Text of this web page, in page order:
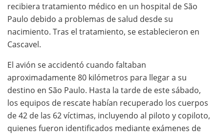
recibiera tratamiento médico en un hospital de São
Paulo debido a problemas de salud desde su
nacimiento. Tras el tratamiento, se establecieron en
Cascavel.
El avión se accidentó cuando faltaban
aproximadamente 80 kilómetros para llegar a su
destino en São Paulo. Hasta la tarde de este sábado,
los equipos de rescate habían recuperado los cuerpos
de 42 de las 62 víctimas, incluyendo al piloto y copiloto,
quienes fueron identificados mediante exámenes de